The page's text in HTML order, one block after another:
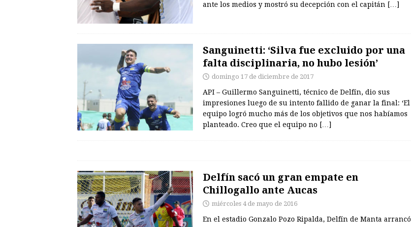
ante los medios y mostró su decepción con el capitán […]
Sanguinetti: ‘Silva fue excluido por una
falta disciplinaria, no hubo lesión’
domingo 17 de diciembre de 2017
API – Guillermo Sanguinetti, técnico de Delfín, dio sus
impresiones luego de su intento fallido de ganar la final: ‘El
equipo logró mucho más de los objetivos que nos habíamos
planteado. Creo que el equipo no […]
Delfín sacó un gran empate en
Chillogallo ante Aucas
miércoles 4 de mayo de 2016
En el estadio Gonzalo Pozo Ripalda, Delfín de Manta arrancó